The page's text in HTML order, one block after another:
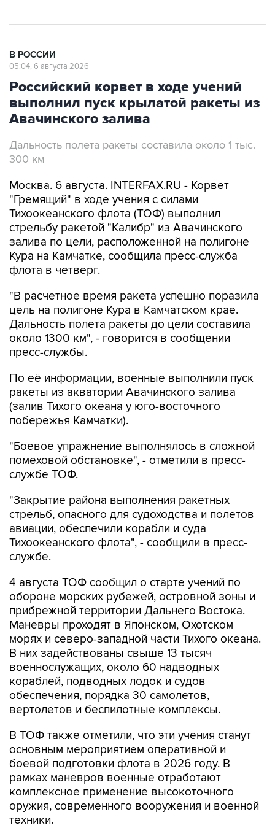
В РОССИИ
05:04, 6 августа 2026
Российский корвет в ходе учений
выполнил пуск крылатой ракеты из
Авачинского залива
Дальность полета ракеты составила около 1 тыс.
300 км
Москва. 6 августа. INTERFAX.RU - Корвет
"Гремящий" в ходе учения с силами
Тихоокеанского флота (ТОФ) выполнил
стрельбу ракетой "Калибр" из Авачинского
залива по цели, расположенной на полигоне
Кура на Камчатке, сообщила пресс-служба
флота в четверг.
"В расчетное время ракета успешно поразила
цель на полигоне Кура в Камчатском крае.
Дальность полета ракеты до цели составила
около 1300 км", - говорится в сообщении
пресс-службы.
По её информации, военные выполнили пуск
ракеты из акватории Авачинского залива
(залив Тихого океана у юго-восточного
побережья Камчатки).
"Боевое упражнение выполнялось в сложной
помеховой обстановке", - отметили в пресс-
службе ТОФ.
"Закрытие района выполнения ракетных
стрельб, опасного для судоходства и полетов
авиации, обеспечили корабли и суда
Тихоокеанского флота", - сообщили в пресс-
службе.
4 августа ТОФ сообщил о старте учений по
обороне морских рубежей, островной зоны и
прибрежной территории Дальнего Востока.
Маневры проходят в Японском, Охотском
морях и северо-западной части Тихого океана.
В них задействованы свыше 13 тысяч
военнослужащих, около 60 надводных
кораблей, подводных лодок и судов
обеспечения, порядка 30 самолетов,
вертолетов и беспилотные комплексы.
В ТОФ также отметили, что эти учения станут
основным мероприятием оперативной и
боевой подготовки флота в 2026 году. В
рамках маневров военные отработают
комплексное применение высокоточного
оружия, современного вооружения и военной
техники.